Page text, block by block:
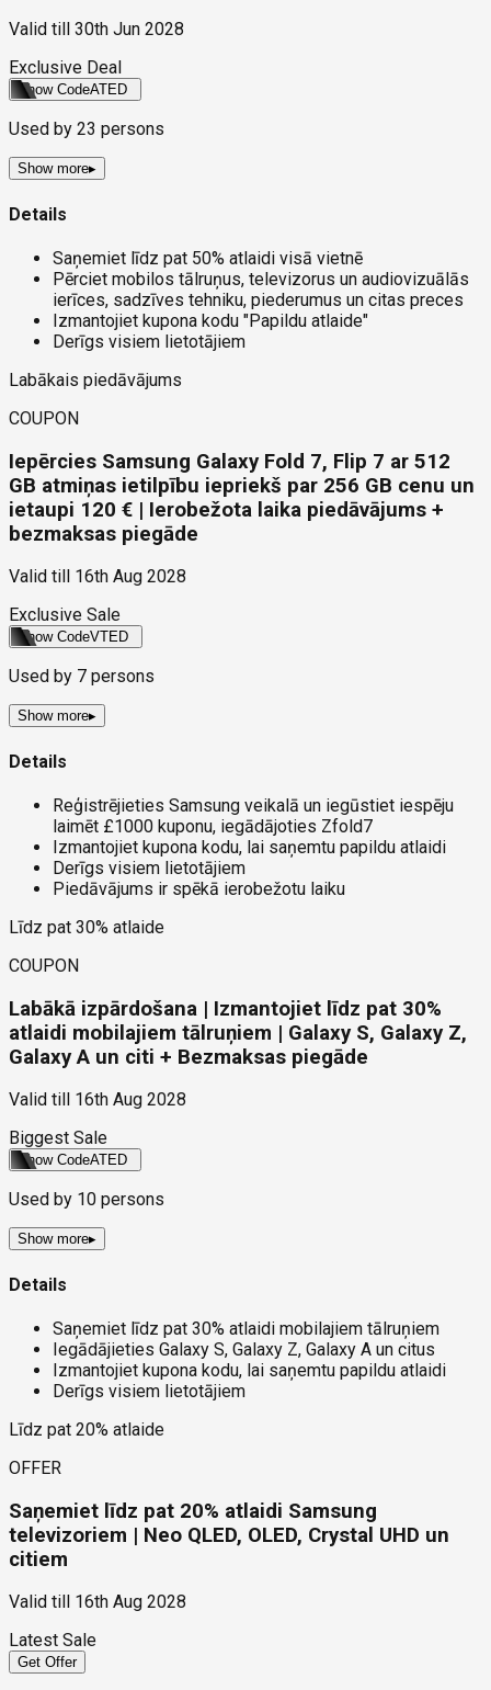
Valid till
30th Jun 2028
Exclusive Deal
Show CodeATED
Used by 23 persons
Show more▸
Details
Saņemiet līdz pat 50% atlaidi visā vietnē
Pērciet mobilos tālruņus, televizorus un audiovizuālās
ierīces, sadzīves tehniku, piederumus un citas preces
Izmantojiet kupona kodu "Papildu atlaide"
Derīgs visiem lietotājiem
Labākais piedāvājums
COUPON
Iepērcies Samsung Galaxy Fold 7, Flip 7 ar 512
GB atmiņas ietilpību iepriekš par 256 GB cenu un
ietaupi 120 € | Ierobežota laika piedāvājums +
bezmaksas piegāde
Valid till
16th Aug 2028
Exclusive Sale
Show CodeVTED
Used by 7 persons
Show more▸
Details
Reģistrējieties Samsung veikalā un iegūstiet iespēju
laimēt £1000 kuponu, iegādājoties Zfold7
Izmantojiet kupona kodu, lai saņemtu papildu atlaidi
Derīgs visiem lietotājiem
Piedāvājums ir spēkā ierobežotu laiku
Līdz pat 30% atlaide
COUPON
Labākā izpārdošana | Izmantojiet līdz pat 30%
atlaidi mobilajiem tālruņiem | Galaxy S, Galaxy Z,
Galaxy A un citi + Bezmaksas piegāde
Valid till
16th Aug 2028
Biggest Sale
Show CodeATED
Used by 10 persons
Show more▸
Details
Saņemiet līdz pat 30% atlaidi mobilajiem tālruņiem
Iegādājieties Galaxy S, Galaxy Z, Galaxy A un citus
Izmantojiet kupona kodu, lai saņemtu papildu atlaidi
Derīgs visiem lietotājiem
Līdz pat 20% atlaide
OFFER
Saņemiet līdz pat 20% atlaidi Samsung
televizoriem | Neo QLED, OLED, Crystal UHD un
citiem
Valid till
16th Aug 2028
Latest Sale
Get Offer